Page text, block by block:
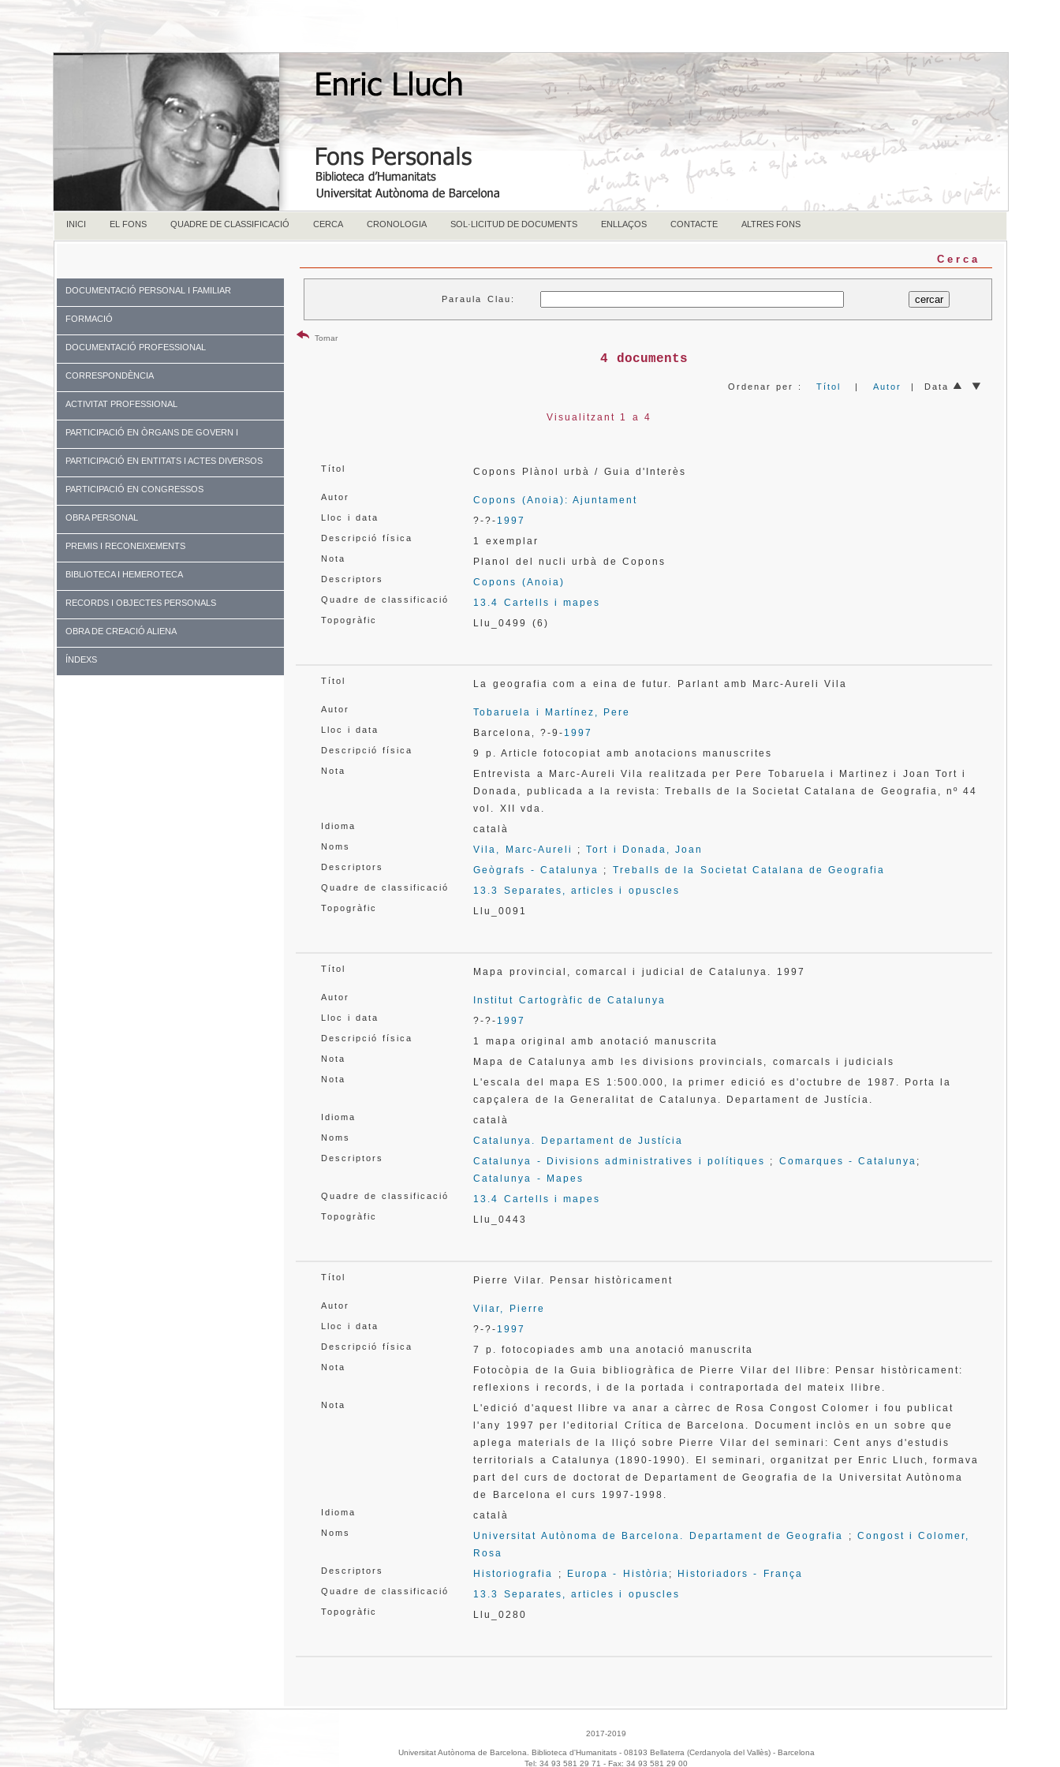
INICI EL FONS QUADRE DE CLASSIFICACIÓ CERCA CRONOLOGIA SOL·LICITUD DE DOCUMENTS ENLLAÇOS CONTACTE ALTRES FONS
DOCUMENTACIÓ PERSONAL I FAMILIAR
FORMACIÓ
DOCUMENTACIÓ PROFESSIONAL
CORRESPONDÈNCIA
ACTIVITAT PROFESSIONAL
PARTICIPACIÓ EN ÒRGANS DE GOVERN I
UNIVERSITATS
PARTICIPACIÓ EN ENTITATS I ACTES DIVERSOS
PARTICIPACIÓ EN CONGRESSOS
OBRA PERSONAL
PREMIS I RECONEIXEMENTS
BIBLIOTECA I HEMEROTECA
RECORDS I OBJECTES PERSONALS
OBRA DE CREACIÓ ALIENA
ÍNDEXS
Cerca
Paraula Clau:
Tornar
4 documents
Ordenar per :Títol |Autor | Data
Visualitzant 1 a 4
Títol Copons Plànol urbà / Guia d'Interès
Autor Copons (Anoia): Ajuntament
Lloc i data ?-?- 1997
Descripció física 1 exemplar
Nota Planol del nucli urbà de Copons
Descriptors Copons (Anoia)
Quadre de classificació 13.4 Cartells i mapes
Topogràfic Llu_0499 (6)
Títol La geografia com a eina de futur. Parlant amb Marc-Aureli Vila
Autor Tobaruela i Martínez, Pere
Lloc i data Barcelona ,?-9- 1997
Descripció física 9 p. Article fotocopiat amb anotacions manuscrites
Nota
Entrevista a Marc-Aureli Vila realitzada per Pere Tobaruela i Martinez i Joan Tort i
Donada, publicada a la revista: Treballs de la Societat Catalana de Geografia, nº 44
vol. XII vda.
Idioma català
Noms Vila, Marc-Aureli ;Tort i Donada, Joan
Descriptors Geògrafs - Catalunya ; Treballs de la Societat Catalana de Geografia
Quadre de classificació 13.3 Separates, articles i opuscles
Topogràfic Llu_0091
Títol Mapa provincial, comarcal i judicial de Catalunya. 1997
Autor Institut Cartogràfic de Catalunya
Lloc i data ?-?- 1997
Descripció física 1 mapa original amb anotació manuscrita
Nota Mapa de Catalunya amb les divisions provincials, comarcals i judicials
Nota
L'escala del mapa ES 1:500.000, la primer edició es d'octubre de 1987. Porta la
capçalera de la Generalitat de Catalunya. Departament de Justícia.
Idioma català
Noms Catalunya. Departament de Justícia
Descriptors Catalunya - Divisions administratives i polítiques ; Comarques - Catalunya ;
Catalunya - Mapes
Quadre de classificació 13.4 Cartells i mapes
Topogràfic Llu_0443
Títol Pierre Vilar. Pensar històricament
Autor Vilar, Pierre
Lloc i data ?-?- 1997
Descripció física 7 p. fotocopiades amb una anotació manuscrita
Nota
Fotocòpia de la Guia bibliogràfica de Pierre Vilar del llibre: Pensar històricament:
reflexions i records, i de la portada i contraportada del mateix llibre.
Nota
L'edició d'aquest llibre va anar a càrrec de Rosa Congost Colomer i fou publicat
l'any 1997 per l'editorial Crítica de Barcelona. Document inclòs en un sobre que
aplega materials de la lliçó sobre Pierre Vilar del seminari: Cent anys d'estudis
territorials a Catalunya (1890-1990). El seminari, organitzat per Enric Lluch, formava
part del curs de doctorat de Departament de Geografia de la Universitat Autònoma
de Barcelona el curs 1997-1998.
Idioma català
Noms Universitat Autònoma de Barcelona. Departament de Geografia ; Congost i Colomer,
Rosa
Descriptors Historiografia ; Europa - Història ; Historiadors - França
Quadre de classificació 13.3 Separates, articles i opuscles
Topogràfic Llu_0280
2017-2019
Universitat Autònoma de Barcelona. Biblioteca d'Humanitats - 08193 Bellaterra (Cerdanyola del Vallès) - Barcelona
Tel: 34 93 581 29 71 - Fax: 34 93 581 29 00